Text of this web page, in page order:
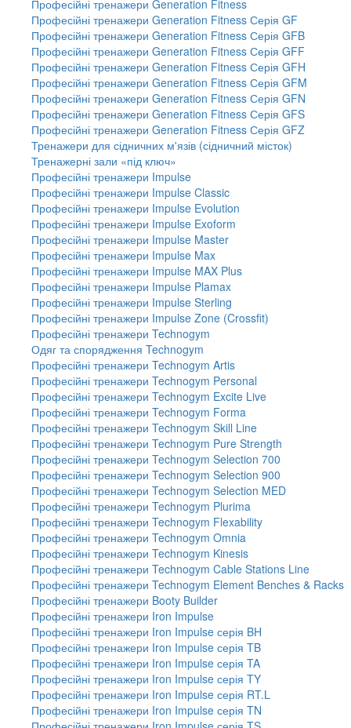
Професійні тренажери Generation Fitness
Професійні тренажери Generation Fitness Серія GF
Професійні тренажери Generation Fitness Серія GFB
Професійні тренажери Generation Fitness Серія GFF
Професійні тренажери Generation Fitness Серія GFH
Професійні тренажери Generation Fitness Серія GFM
Професійні тренажери Generation Fitness Серія GFN
Професійні тренажери Generation Fitness Серія GFS
Професійні тренажери Generation Fitness Серія GFZ
Тренажери для сідничних м'язів (сідничний місток)
Тренажерні зали «під ключ»
Професійні тренажери Impulse
Професійні тренажери Impulse Classic
Професійні тренажери Impulse Evolution
Професійні тренажери Impulse Exoform
Професійні тренажери Impulse Master
Професійні тренажери Impulse Max
Професійні тренажери Impulse MAX Plus
Професійні тренажери Impulse Plamax
Професійні тренажери Impulse Sterling
Професійні тренажери Impulse Zone (Crossfit)
Професійні тренажери Technogym
Одяг та спорядження Technogym
Професійні тренажери Technogym Artis
Професійні тренажери Technogym Personal
Професійні тренажери Technogym Excite Live
Професійні тренажери Technogym Forma
Професійні тренажери Technogym Skill Line
Професійні тренажери Technogym Pure Strength
Професійні тренажери Technogym Selection 700
Професійні тренажери Technogym Selection 900
Професійні тренажери Technogym Selection MED
Професійні тренажери Technogym Plurima
Професійні тренажери Technogym Flexability
Професійні тренажери Technogym Omnia
Професійні тренажери Technogym Kinesis
Професійні тренажери Technogym Cable Stations Line
Професійні тренажери Technogym Element Benches & Racks
Професійні тренажери Booty Builder
Професійні тренажери Iron Impulse
Професійні тренажери Iron Impulse серія BH
Професійні тренажери Iron Impulse серія TB
Професійні тренажери Iron Impulse серія TA
Професійні тренажери Iron Impulse серія TY
Професійні тренажери Iron Impulse серія RT.L
Професійні тренажери Iron Impulse серія TN